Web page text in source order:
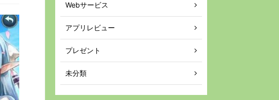
Webサービス
アプリレビュー
プレゼント
未分類